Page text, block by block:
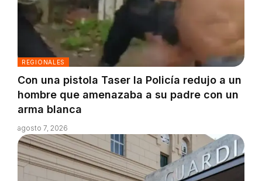
REGIONALES
Con una pistola Taser la Policía redujo a un
hombre que amenazaba a su padre con un
arma blanca
agosto 7, 2026